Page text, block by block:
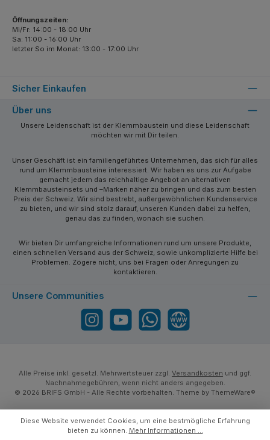
Sicher Einkaufen
Öffnungszeiten:
Mi/Fr: 14:00 - 18:00 Uhr
Sa: 11:00 - 16:00 Uhr
letzter So im Monat: 13:00 - 17:00 Uhr
Über uns
Unsere Leidenschaft ist der Klemmbaustein und diese Leidenschaft
möchten wir mit Dir teilen.
Unser Geschäft ist ein familiengeführtes Unternehmen, das sich für alles
rund um Klemmbausteine interessiert. Wir haben es uns zur Aufgabe
gemacht jedem das reichhaltige Angebot an alternativen
Klemmbausteinsets und –Marken näher zu bringen und das zum besten
Preis der Schweiz. Wir sind bestrebt, außergewöhnlichen Kundenservice
zu bieten, und wir sind stolz darauf, unseren Kunden dabei zu helfen,
genau das zu finden, wonach sie suchen.
Wir bieten Dir umfangreiche Informationen rund um unsere Produkte,
einen schnellen Versand aus der Schweiz, sowie unkomplizierte Hilfe bei
Problemen. Zögere nicht, uns bei Fragen oder Anregungen zu
kontaktieren.
Unsere Communities
Instagram YouTube WhatsApp Website
Alle Preise inkl. gesetzl. Mehrwertsteuer zzgl. Versandkosten und ggf.
Nachnahmegebühren, wenn nicht anders angegeben.
© 2026 BRIFS GmbH - Alle Rechte vorbehalten. Theme by ThemeWare®
Diese Website verwendet Cookies, um eine bestmögliche Erfahrung
bieten zu können. Mehr Informationen ...